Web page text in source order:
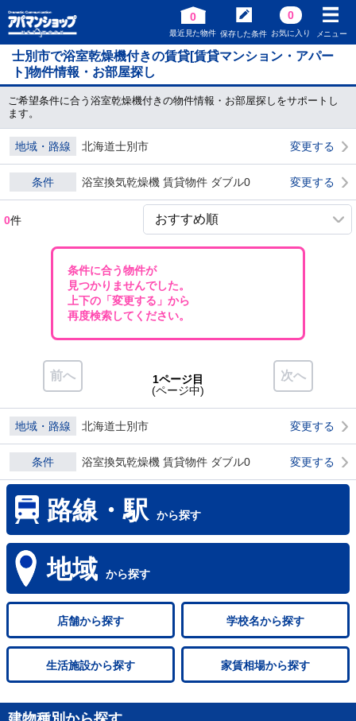
0
最近見た物件 保存した条件
0
お気に入り メニュー
士別市で浴室乾燥機付きの賃貸[賃貸マンション・アパー
ト]物件情報・お部屋探し
ご希望条件に合う浴室乾燥機付きの物件情報・お部屋探しをサポートし
ます。
地域・路線 北海道士別市 変更する
条件 浴室換気乾燥機 賃貸物件 ダブル0 変更する
0件
条件に合う物件が
見つかりませんでした。
上下の「変更する」から
再度検索してください。
前へ 次へ
1ページ目
(ページ中)
地域・路線 北海道士別市 変更する
条件 浴室換気乾燥機 賃貸物件 ダブル0 変更する
路線・駅 から探す
地域 から探す
店舗から探す 学校名から探す
生活施設から探す 家賃相場から探す